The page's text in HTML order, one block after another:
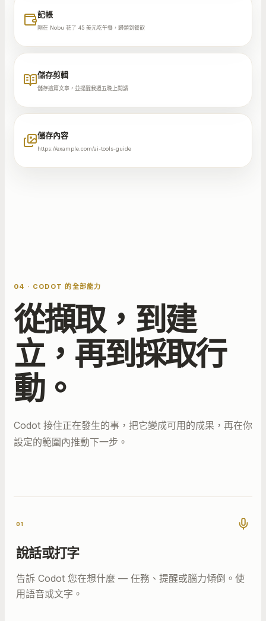
記帳
剛在 Nobu 花了 45 美元吃午餐，歸類到餐飲
儲存剪輯
儲存這篇文章，並提醒我週五晚上閱讀
儲存內容
https://example.com/ai-tools-guide
04 · CODOT 的全部能力
從擷取，到建
立，再到採取行
動。
Codot 接住正在發生的事，把它變成可用的成果，再在你
設定的範圍內推動下一步。
01
說話或打字
告訴 Codot 您在想什麼 — 任務、提醒或腦力傾倒。使
用語音或文字。